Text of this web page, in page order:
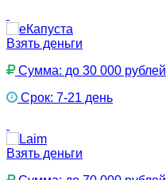
Взять деньги
Сумма: до 30 000 рублей
Срок: 7-21 день
Взять деньги